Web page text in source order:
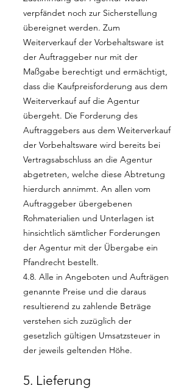
verpfändet noch zur Sicherstellung
übereignet werden. Zum
Weiterverkauf der Vorbehaltsware ist
der Auftraggeber nur mit der
Maßgabe berechtigt und ermächtigt,
dass die Kaufpreisforderung aus dem
Weiterverkauf auf die Agentur
übergeht. Die Forderung des
Auftraggebers aus dem Weiterverkauf
der Vorbehaltsware wird bereits bei
Vertragsabschluss an die Agentur
abgetreten, welche diese Abtretung
hierdurch annimmt. An allen vom
Auftraggeber übergebenen
Rohmaterialien und Unterlagen ist
hinsichtlich sämtlicher Forderungen
der Agentur mit der Übergabe ein
Pfandrecht bestellt.
4.8. Alle in Angeboten und Aufträgen
genannte Preise und die daraus
resultierend zu zahlende Beträge
verstehen sich zuzüglich der
gesetzlich gültigen Umsatzsteuer in
der jeweils geltenden Höhe.
5. Lieferung